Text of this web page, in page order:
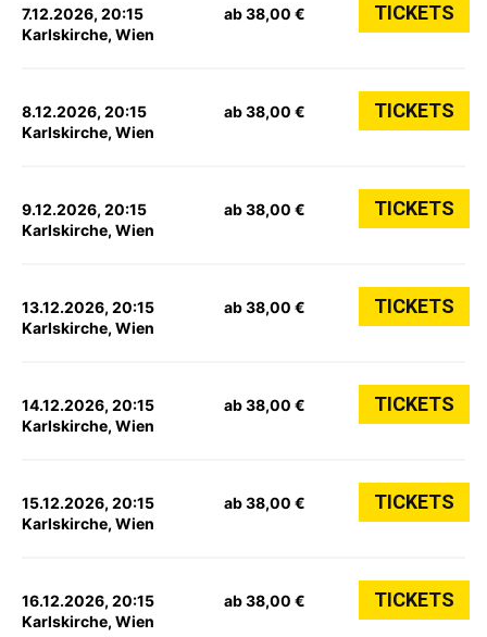
7.12.2026, 20:15
Karlskirche, Wien
ab 38,00 € TICKETS
8.12.2026, 20:15
Karlskirche, Wien
ab 38,00 € TICKETS
9.12.2026, 20:15
Karlskirche, Wien
ab 38,00 € TICKETS
13.12.2026, 20:15
Karlskirche, Wien
ab 38,00 € TICKETS
14.12.2026, 20:15
Karlskirche, Wien
ab 38,00 € TICKETS
15.12.2026, 20:15
Karlskirche, Wien
ab 38,00 € TICKETS
16.12.2026, 20:15
Karlskirche, Wien
ab 38,00 € TICKETS